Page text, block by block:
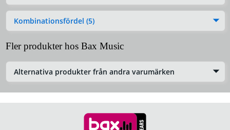
Kombinationsfördel (5)
Fler produkter hos Bax Music
Alternativa produkter från andra varumärken